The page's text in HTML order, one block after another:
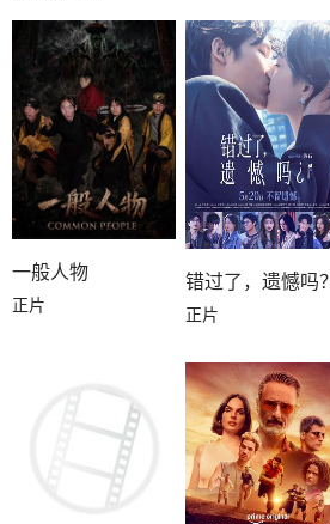
一般人物
正片
错过了，遗憾吗？
正片